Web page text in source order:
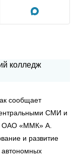
сообщает
СМИ и
ОАО «ММК» А.
и развитие
автономных